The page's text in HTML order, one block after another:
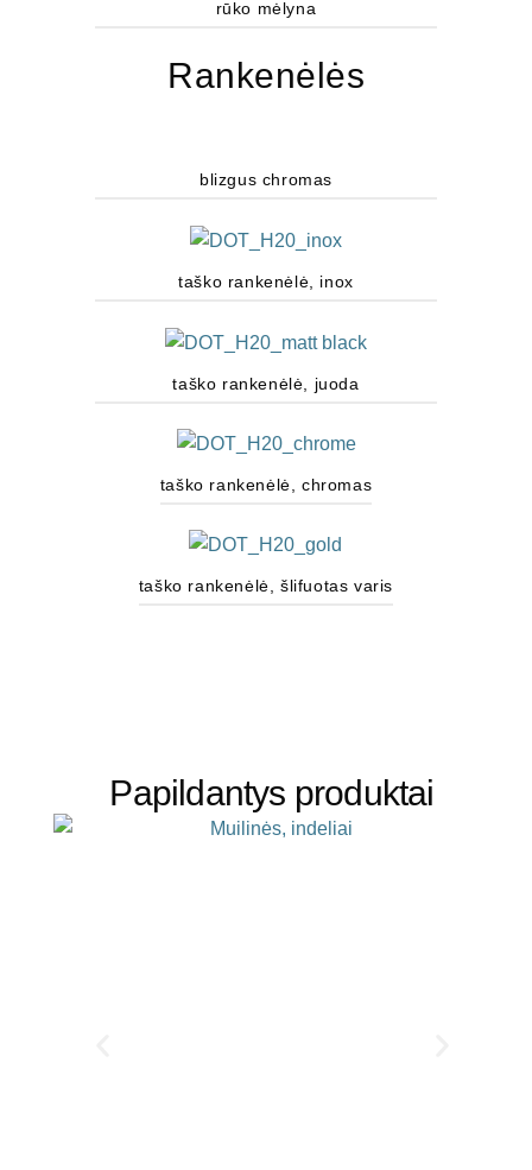
rūko mėlyna
Rankenėlės
blizgus chromas
taško rankenėlė, inox
taško rankenėlė, juoda
taško rankenėlė, chromas
taško rankenėlė, šlifuotas varis
Papildantys produktai